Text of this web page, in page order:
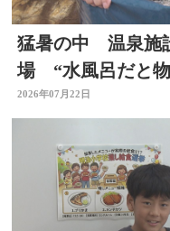
猛暑の中 温泉施
場 “水風呂だと物
ベルアップ 大分
2026年07月22日